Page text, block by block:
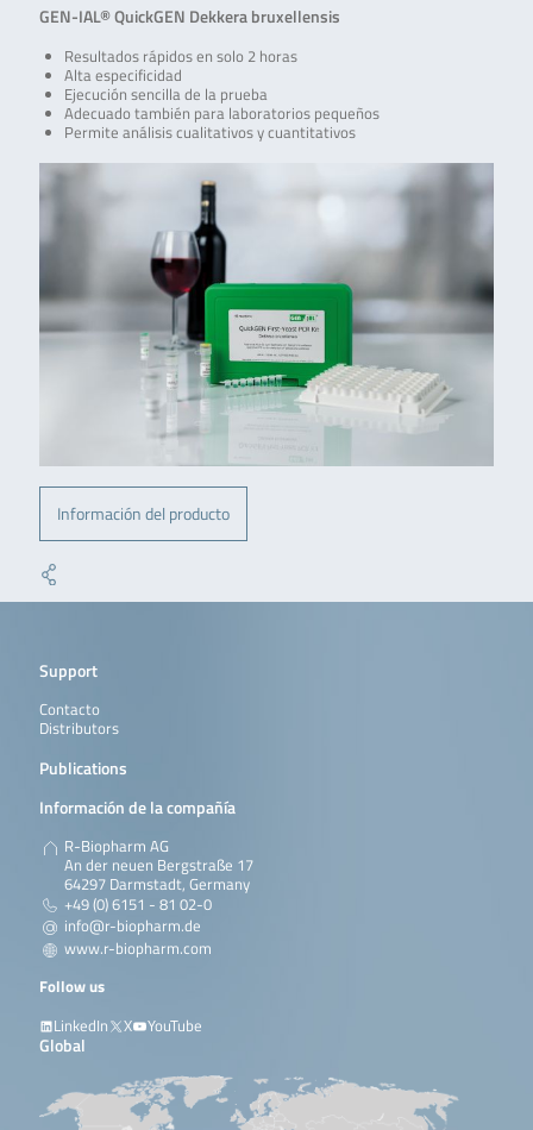
GEN-IAL® QuickGEN Dekkera bruxellensis
Resultados rápidos en solo 2 horas
Alta especificidad
Ejecución sencilla de la prueba
Adecuado también para laboratorios pequeños
Permite análisis cualitativos y cuantitativos
Información del producto
Support
Contacto
Distributors
Publications
Información de la compañía
R-Biopharm AG
An der neuen Bergstraße 17
64297 Darmstadt, Germany
+49 (0) 6151 - 81 02-0
info@r-biopharm.de
www.r-biopharm.com
Follow us
LinkedIn
X YouTube
Global